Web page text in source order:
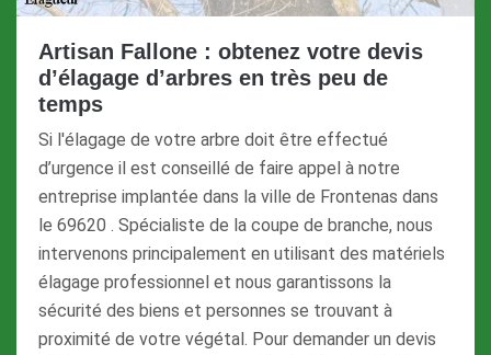
Artisan Fallone : obtenez votre devis
d’élagage d’arbres en très peu de
temps
Si l'élagage de votre arbre doit être effectué
d’urgence il est conseillé de faire appel à notre
entreprise implantée dans la ville de Frontenas dans
le 69620 . Spécialiste de la coupe de branche, nous
intervenons principalement en utilisant des matériels
élagage professionnel et nous garantissons la
sécurité des biens et personnes se trouvant à
proximité de votre végétal. Pour demander un devis